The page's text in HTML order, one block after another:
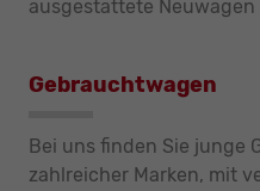
ausgestattete Neuwagen
Gebrauchtwagen
Bei uns finden Sie junge
zahlreicher Marken, mit